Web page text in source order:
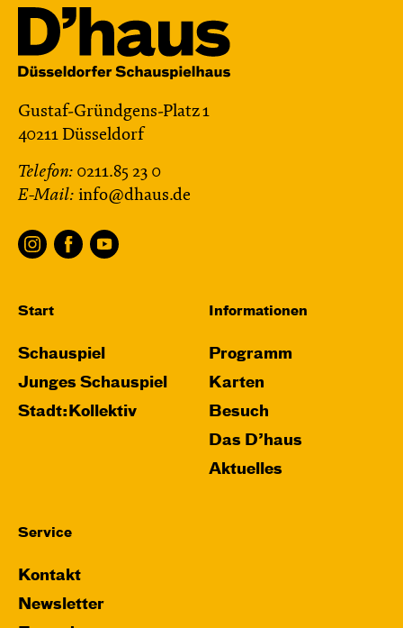
Gustaf-Gründgens-Platz 1
40211 Düsseldorf
Telefon: 0211.85 23 0
E-Mail: info@dhaus.de
Start
Schauspiel
Junges Schauspiel
Stadt:Kollektiv
Informationen
Programm
Karten
Besuch
Das D’haus
Aktuelles
Service
Kontakt
Newsletter